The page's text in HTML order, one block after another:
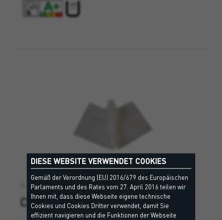
Alternative Lösung
CORNER TISSUE 270°
DIESE WEBSITE VERWENDET COOKIES
Gemäß der Verordnung (EU) 2016/679 des Europäischen
Parlaments und des Rates vom 27. April 2016 teilen wir
Ihnen mit, dass diese Webseite eigene technische
Cookies und Cookies Dritter verwendet, damit Sie
effizient navigieren und die Funktionen der Webseite